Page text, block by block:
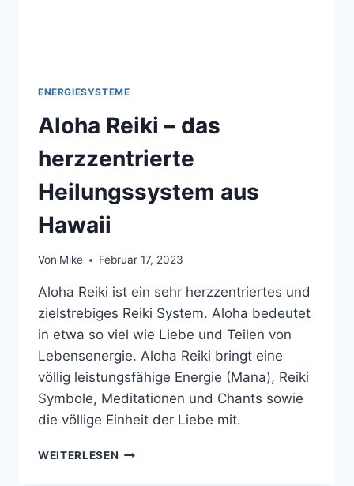
ENERGIESYSTEME
Aloha Reiki – das
herzzentrierte
Heilungssystem aus
Hawaii
Von Mike Februar 17, 2023
Aloha Reiki ist ein sehr herzzentriertes und
zielstrebiges Reiki System. Aloha bedeutet
in etwa so viel wie Liebe und Teilen von
Lebensenergie. Aloha Reiki bringt eine
völlig leistungsfähige Energie (Mana), Reiki
Symbole, Meditationen und Chants sowie
die völlige Einheit der Liebe mit.
WEITERLESEN ALOHA